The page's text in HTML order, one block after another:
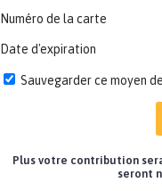
Numéro de la carte
Date d'expiration
Sauvegarder ce moyen
Plus votre contribution
seront